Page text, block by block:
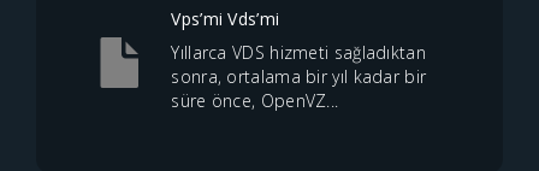
Vps’mi Vds’mi
Yıllarca VDS hizmeti sağladıktan
sonra, ortalama bir yıl kadar bir
süre önce, OpenVZ...